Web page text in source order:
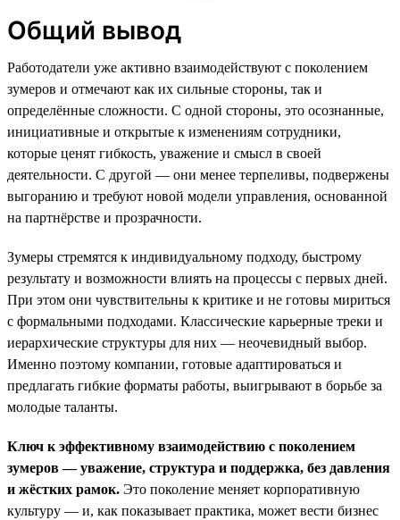
Общий вывод
Работодатели уже активно взаимодействуют с поколением
зумеров и отмечают как их сильные стороны, так и
определённые сложности. С одной стороны, это осознанные,
инициативные и открытые к изменениям сотрудники,
которые ценят гибкость, уважение и смысл в своей
деятельности. С другой — они менее терпеливы, подвержены
выгоранию и требуют новой модели управления, основанной
на партнёрстве и прозрачности.
Зумеры стремятся к индивидуальному подходу, быстрому
результату и возможности влиять на процессы с первых дней.
При этом они чувствительны к критике и не готовы мириться
с формальными подходами. Классические карьерные треки и
иерархические структуры для них — неочевидный выбор.
Именно поэтому компании, готовые адаптироваться и
предлагать гибкие форматы работы, выигрывают в борьбе за
молодые таланты.
Ключ к эффективному взаимодействию с поколением
зумеров — уважение, структура и поддержка, без давления
и жёстких рамок. Это поколение меняет корпоративную
культуру — и, как показывает практика, может вести бизнес